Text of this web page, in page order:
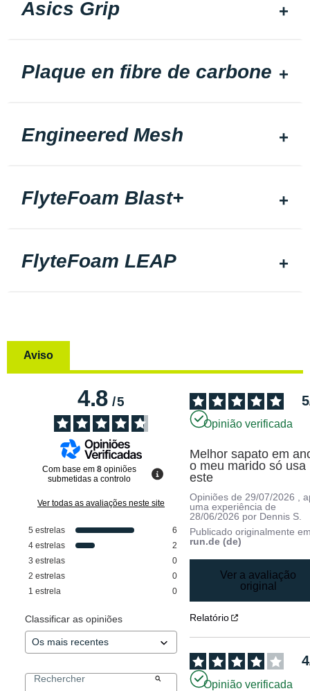
Asics Grip
Plaque en fibre de carbone
Engineered Mesh
FlyteFoam Blast+
FlyteFoam LEAP
Aviso
4.8/5
Com base em 8 opiniões
submetidas a controlo
Ver todas as avaliações neste site
5 estrelas
6
4 estrelas
2
3 estrelas
0
2 estrelas
0
1 estrela 0
Classificar as opiniões
5
Opinião verificada
Melhor sapato em
o meu marido só usa
este
Opiniões de 29/07/2026
,
uma experiência de
28/06/2026 por Dennis S.
Publicado originalmente
run.de (de)
Ver a avaliação
original
Relatório
4
Opinião verificada